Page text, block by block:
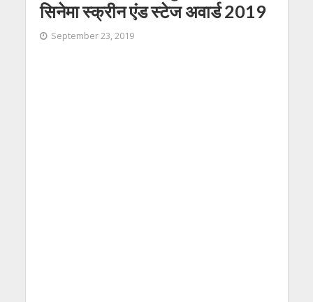
सिनेमा स्‍क्रीन एंड स्‍टेज अवार्ड 2019
September 23, 2019